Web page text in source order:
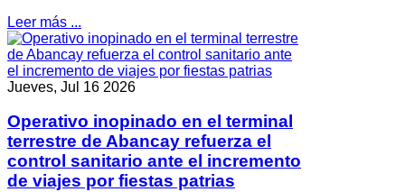
Leer más ...
Jueves, Jul 16 2026
Operativo inopinado en el terminal
terrestre de Abancay refuerza el
control sanitario ante el incremento
de viajes por fiestas patrias